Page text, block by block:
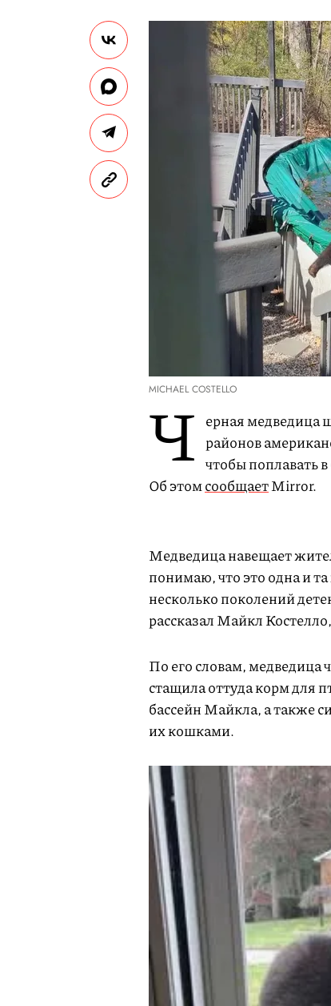
MICHAEL COSTELLO
Ч ерная медведица
районов
чтобы поплавать
Об этомсообщаетMirror.
Медведица навещает
понимаю, что это одна и
несколько поколений
рассказал Майкл
По его словам, медведица
стащила оттуда корм для
бассейн Майкла, а также
их кошками.